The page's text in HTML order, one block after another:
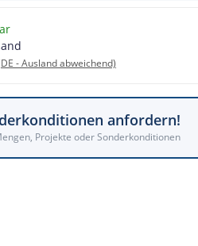
- Ausland abweichend)
anfordern!
Projekte oder Sonderkonditionen